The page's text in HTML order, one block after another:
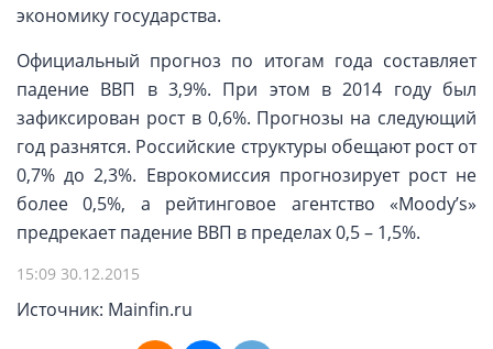
экономику государства.
Официальный прогноз по итогам года составляет
падение ВВП в 3,9%. При этом в 2014 году был
зафиксирован рост в 0,6%. Прогнозы на следующий
год разнятся. Российские структуры обещают рост от
0,7% до 2,3%. Еврокомиссия прогнозирует рост не
более 0,5%, а рейтинговое агентство «Moody’s»
предрекает падение ВВП в пределах 0,5 – 1,5%.
15:09 30.12.2015
Источник: Mainfin.ru